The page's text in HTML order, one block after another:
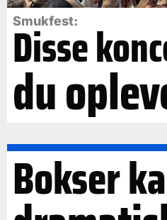
Smukfest:
Disse
du
Bokser